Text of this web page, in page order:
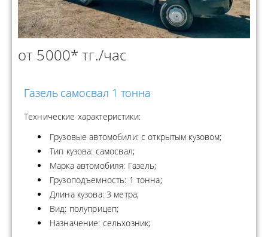
от 5000* тг./час
Газель самосвал 1 тонна
Технические характеристики:
Грузовые автомобили: с открытым кузовом;
Тип кузова: самосвал;
Марка автомобиля: Газель;
Грузоподъемность: 1 тонна;
Длина кузова: 3 метра;
Вид: полуприцеп;
Назначение: сельхозник;